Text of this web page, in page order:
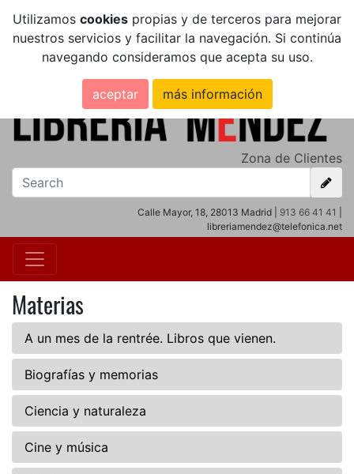
Utilizamos cookies propias y de terceros para mejorar
nuestros servicios y facilitar la navegación. Si continúa
navegando consideramos que acepta su uso.
aceptar más información
Zona de Clientes
Calle Mayor, 18, 28013 Madrid | 913 66 41 41
libreriamendez@telefonica.net
Materias
A un mes de la rentrée. Libros que vienen.
Biografías y memorias
Ciencia y naturaleza
Cine y música